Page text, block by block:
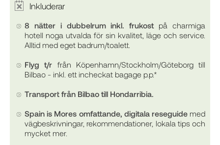
Inkluderar
8 nätter i dubbelrum inkl. frukost på charmiga
hotell noga utvalda för sin kvalitet, läge och service.
Alltid med eget badrum/toalett.
Flyg t/r från Köpenhamn/Stockholm/Göteborg till
Bilbao - inkl. ett incheckat bagage p.p.*
Transport från Bilbao till Hondarribia.
Spain is Mores omfattande, digitala reseguide med
vägbeskrivningar, rekommendationer, lokala tips och
mycket mer.